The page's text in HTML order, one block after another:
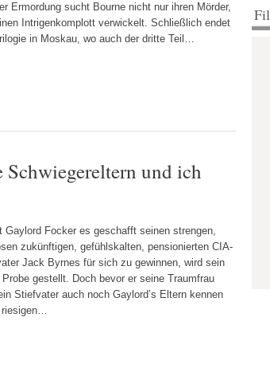
Ermordung sucht Bourne nicht nur ihren Mörder,
Intrigenkomplott verwickelt. Schließlich endet
in Moskau, wo auch der dritte Teil…
und ich
Gaylord Focker es geschafft seinen strengen,
zukünftigen, gefühlskalten, pensionierten CIA-
Jack Byrnes für sich zu gewinnen, wird sein
gestellt. Doch bevor er seine Traumfrau
Stiefvater auch noch Gaylord’s Eltern kennen